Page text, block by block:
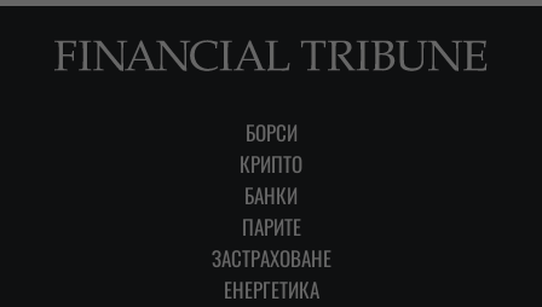
БОРСИ
КРИПТО
БАНКИ
ПАРИТЕ
ЗАСТРАХОВАНЕ
ЕНЕРГЕТИКА